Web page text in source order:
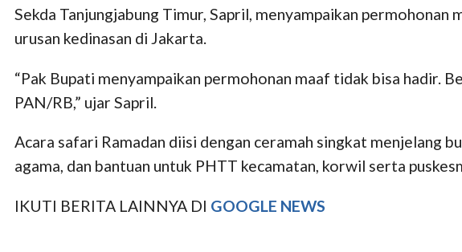
Sekda Tanjungjabung Timur, Sapril, menyampaikan
urusan kedinasan di Jakarta.
“Pak Bupati menyampaikan permohonan maaf tidak bisa hadir.
PAN/RB,” ujar Sapril.
Acara safari Ramadan diisi dengan ceramah singkat menjelang
agama, dan bantuan untuk PHTT kecamatan, korwil serta
IKUTI BERITA LAINNYA DI GOOGLE NEWS